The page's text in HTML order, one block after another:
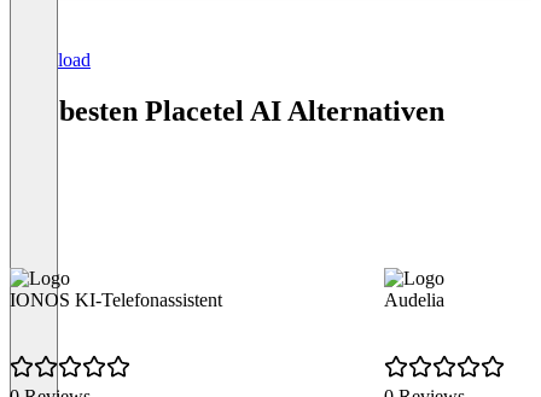
Download
Die besten Placetel AI Alternativen
IONOS KI-Telefonassistent Audelia